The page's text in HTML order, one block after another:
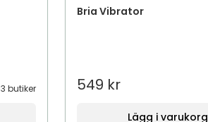
3 butiker
Bria Vibrator
549 kr
Lägg i varukorg